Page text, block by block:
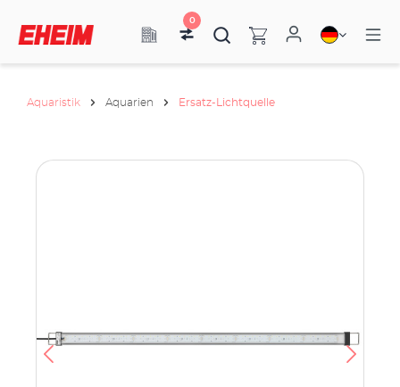
0
Aquaristik Aquarien Ersatz-Lichtquelle